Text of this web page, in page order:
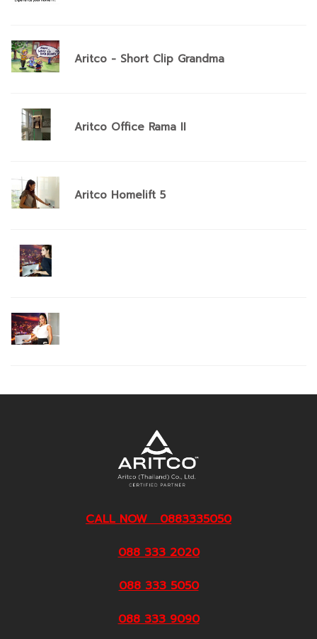
Aritco - Short Clip Grandma
Aritco Office Rama II
Aritco Homelift 5
CALL NOW 0883335050
088 333 2020
088 333 5050
088 333 9090